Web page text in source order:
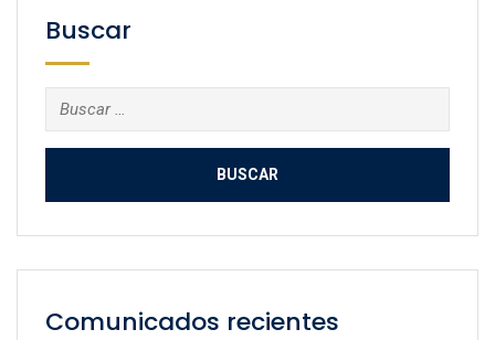
Buscar
Buscar:
Comunicados recientes